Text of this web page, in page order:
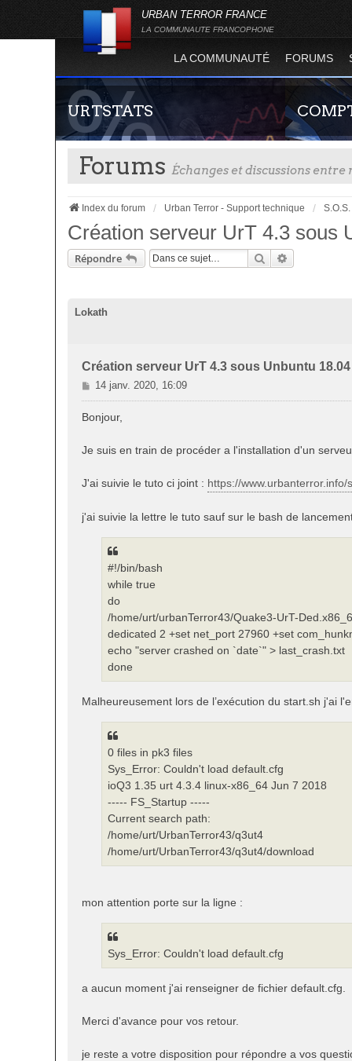
URBAN TERROR FRANCE
LA COMMUNAUTE FRANCOPHONE
LA COMMUNAUTÉ FORUMS
URTSTATS
Statistiques globales et en temps réel de la
Terror !
Forums Échanges et discussions
Index du forum Urban Terror - Support technique
Création serveur UrT 4.3 sous
Répondre Rechercher
Lokath
Création serveur UrT 4.3 sous Unbuntu 18.04
M
e
g
14 janv. 2020, 16:09
Bonjour,
Je suis en train de procéder a l'installation d'un
J'ai suivie le tuto ci joint : https://
j'ai suivie la lettre le tuto sauf sur le bash de
#!/bin/bash
while true
do
/home/urt/urbanTerror43/Quake3-UrT-
dedicated 2 +set net_port 27960 +set
echo "server crashed on `date`" > last_crash.txt
done
Malheureusement lors de l’exécution du start.sh j'ai
0 files in pk3 files
Sys_Error: Couldn't load default.cfg
ioQ3 1.35 urt 4.3.4 linux-x86_64 Jun 7 2018
----- FS_Startup -----
Current search path:
/home/urt/UrbanTerror43/q3ut4
/home/urt/UrbanTerror43/q3ut4/download
mon attention porte sur la ligne :
Sys_Error: Couldn't load default.cfg
a aucun moment j'ai renseigner de fichier default.cfg.
Merci d'avance pour vos retour.
je reste a votre disposition pour répondre a vos